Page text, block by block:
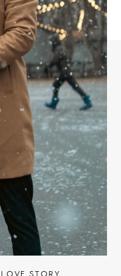
LOVE STORY